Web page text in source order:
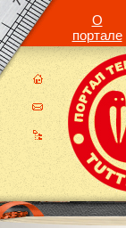
О
портале